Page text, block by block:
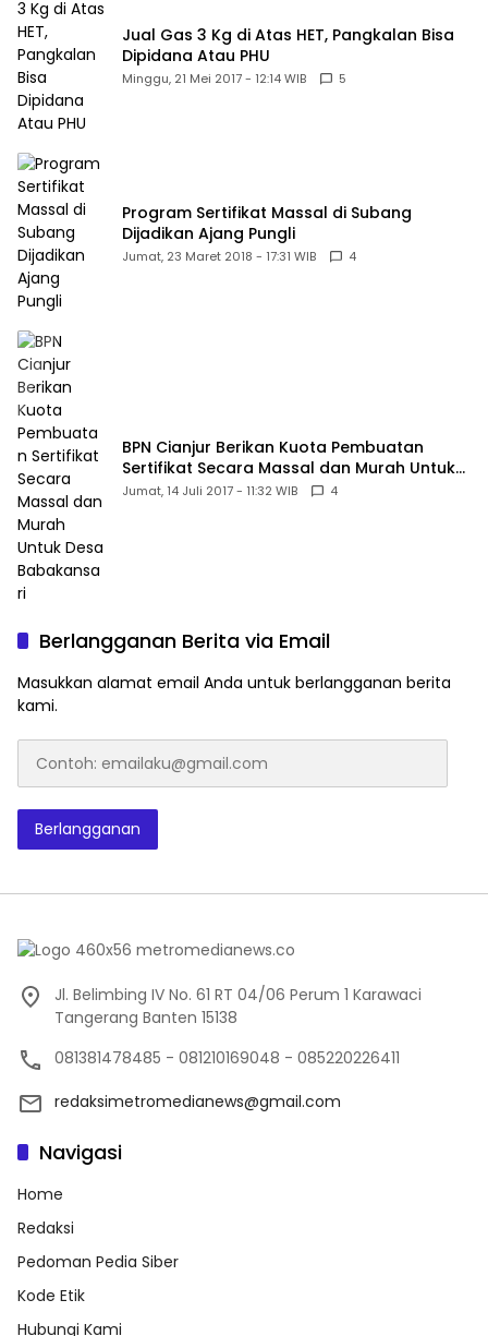
Jual Gas 3 Kg di Atas HET, Pangkalan Bisa
Dipidana Atau PHU
Minggu, 21 Mei 2017 - 12:14 WIB 5
Program Sertifikat Massal di Subang
Dijadikan Ajang Pungli
Jumat, 23 Maret 2018 - 17:31 WIB 4
BPN Cianjur Berikan Kuota Pembuatan
Sertifikat Secara Massal dan Murah Untuk
Desa Babakansari
Jumat, 14 Juli 2017 - 11:32 WIB 4
Berlangganan Berita via Email
Masukkan alamat email Anda untuk berlangganan berita
kami.
emailaku@gmail.com
Berlangganan
Jl. Belimbing IV No. 61 RT 04/06 Perum 1 Karawaci
Tangerang Banten 15138
081381478485 - 081210169048 - 085220226411
redaksimetromedianews@gmail.com
Navigasi
Home
Redaksi
Pedoman Pedia Siber
Kode Etik
Hubungi Kami